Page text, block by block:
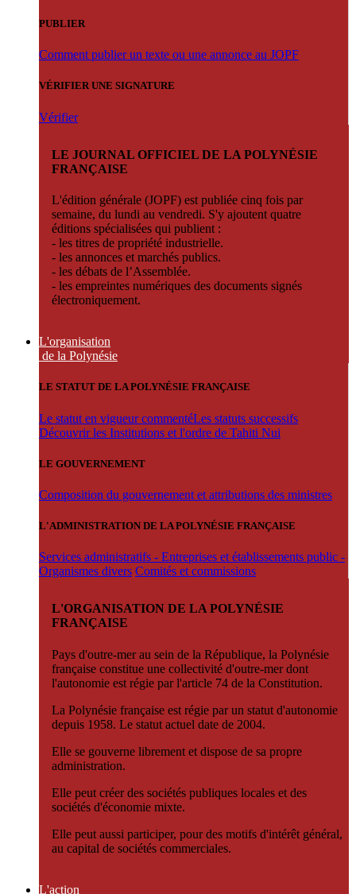
PUBLIER
Comment publier un texte ou une annonce au JOPF
VÉRIFIER UNE SIGNATURE
Vérifier
LE JOURNAL OFFICIEL DE LA POLYNÉSIE
FRANÇAISE
L'édition générale (JOPF) est publiée cinq fois par
semaine, du lundi au vendredi. S'y ajoutent quatre
éditions spécialisées qui publient :
- les titres de propriété industrielle.
- les annonces et marchés publics.
- les débats de l’Assemblée.
- les empreintes numériques des documents signés
électroniquement.
L'organisation
de la Polynésie
LE STATUT DE LA POLYNÉSIE FRANÇAISE
Le statut en vigueur commentéLes statuts successifs
Découvrir les Institutions et l'ordre de Tahiti Nui
LE GOUVERNEMENT
Composition du gouvernement et attributions des ministres
L'ADMINISTRATION DE LA POLYNÉSIE FRANÇAISE
Services administratifs - Entreprises et établissements public -
Organismes divers Comités et commissions
L'ORGANISATION DE LA POLYNÉSIE
FRANÇAISE
Pays d'outre-mer au sein de la République, la Polynésie
française constitue une collectivité d'outre-mer dont
l'autonomie est régie par l'article 74 de la Constitution.
La Polynésie française est régie par un statut d'autonomie
depuis 1958. Le statut actuel date de 2004.
Elle se gouverne librement et dispose de sa propre
administration.
Elle peut créer des sociétés publiques locales et des
sociétés d'économie mixte.
Elle peut aussi participer, pour des motifs d'intérêt général,
au capital de sociétés commerciales.
L'action